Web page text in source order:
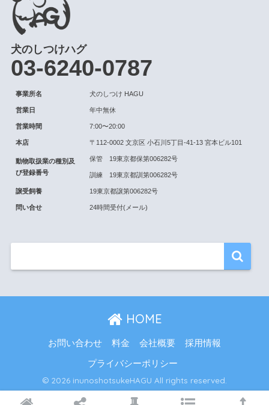
犬のしつけハグ
03-6240-0787
事業所名 犬のしつけ HAGU
営業日 年中無休
営業時間 7:00〜20:00
本店 〒112-0002 文京区 小石川5丁目-41-13 宮本ビル101
動物取扱業の種別及
び登録番号
保管 19東京都保第006282号
訓練 19東京都訓第006282号
譲受飼養 19東京都譲第006282号
問い合せ 24時間受付(メール)
HOME
お問い合わせ 料金 会社概要 採用情報
プライバシーポリシー
© 2026 inunoshotsukeHAGU All rights reserved.